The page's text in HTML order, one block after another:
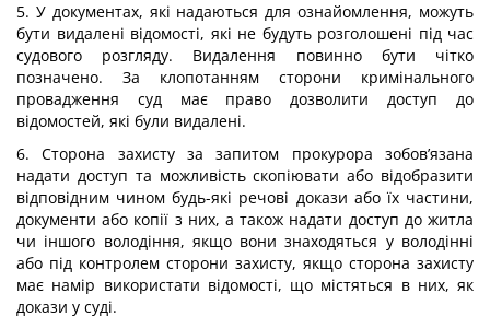
5. У документах, які надаються для ознайомлення, можуть
бути видалені відомості, які не будуть розголошені під час
судового розгляду. Видалення повинно бути чітко
позначено. За клопотанням сторони кримінального
провадження суд має право дозволити доступ до
відомостей, які були видалені.
6. Сторона захисту за запитом прокурора зобов’язана
надати доступ та можливість скопіювати або відобразити
відповідним чином будь-які речові докази або їх частини,
документи або копії з них, а також надати доступ до житла
чи іншого володіння, якщо вони знаходяться у володінні
або під контролем сторони захисту, якщо сторона захисту
має намір використати відомості, що містяться в них, як
докази у суді.